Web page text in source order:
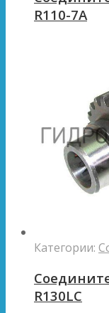
R110-7A
Категории:
R130LC